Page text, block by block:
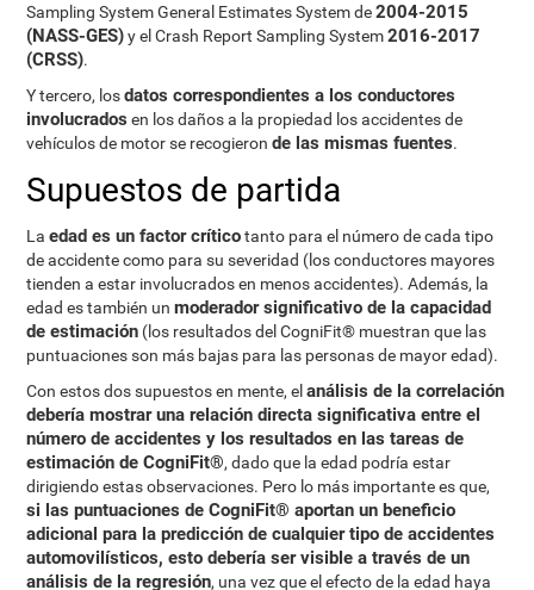
Sampling System General Estimates System de2004-2015
(NASS-GES)y el Crash Report Sampling System2016-2017
(CRSS).
Y tercero, losdatos correspondientes a los conductores
involucrados en los daños a la propiedad los accidentes de
vehículos de motor se recogieronde las mismas fuentes.
Supuestos de partida
Laedad es un factor críticotanto para el número de cada tipo
de accidente como para su severidad (los conductores mayores
tienden a estar involucrados en menos accidentes). Además, la
edad es también unmoderador significativo de la capacidad
de estimación (los resultados del CogniFit® muestran que las
puntuaciones son más bajas para las personas de mayor edad).
Con estos dos supuestos en mente, elanálisis de la correlación
debería mostrar una relación directa significativa entre el
número de accidentes y los resultados en las tareas de
estimación de CogniFit®, dado que la edad podría estar
dirigiendo estas observaciones. Pero lo más importante es que,
si las puntuaciones de CogniFit® aportan un beneficio
adicional para la predicción de cualquier tipo de accidentes
automovilísticos, esto debería ser visible a través de un
análisis de la regresión, una vez que el efecto de la edad haya